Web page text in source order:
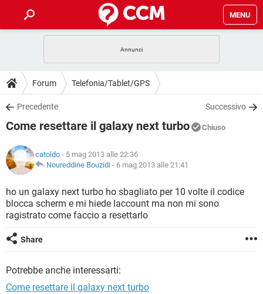
MENU
INTRATTENIMENTO ANDROID
iOS
INSTAGRAM WHATSAPP
TIKTOK
HARDWARE
GUIDE
COVID-19 GAMING
INSTAGRAM
TIKTOK
HARDWARE
DOWNLOAD
COVID-19 GAMING
INTRATTENIMENTO
iOS WINDOWS 10
INSTAGRAM WHATSAPP
TIKTOK FACEBOOK
COVID-19
INTRATTENIMENTO
iOS WINDOWS 10
INSTAGRAM WHATSAPP
TIKTOK
GLOSSARIO
COVID-19 GAMING
INTRATTENIMENTO ANDROID
INSTAGRAM
TIKTOK
HARDWARE
Forum Telefonia/Tablet/GPS
Precedente Successivo
Come resettare il galaxy next turbo Chiuso
catoldo - 5 mag 2013 alle 22:36
Noureddine Bouzidi - 6 mag 2013 alle 21:41
ho un galaxy next turbo ho sbagliato per 10 volte il codice
blocca scherm e mi hiede laccount ma non mi sono
ragistrato come faccio a resettarlo
Share
Potrebbe anche interessarti:
Come resettare il galaxy next turbo